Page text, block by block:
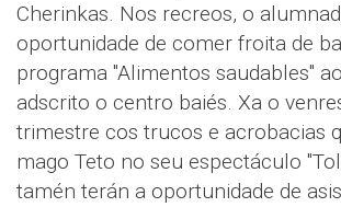
Cherinkas. Nos recreos, o
oportunidade de comer froita de
programa "Alimentos saudables"
adscrito o centro baiés. Xa o
trimestre cos trucos e acrobacias
mago Teto no seu espectáculo
tamén terán a oportunidade de